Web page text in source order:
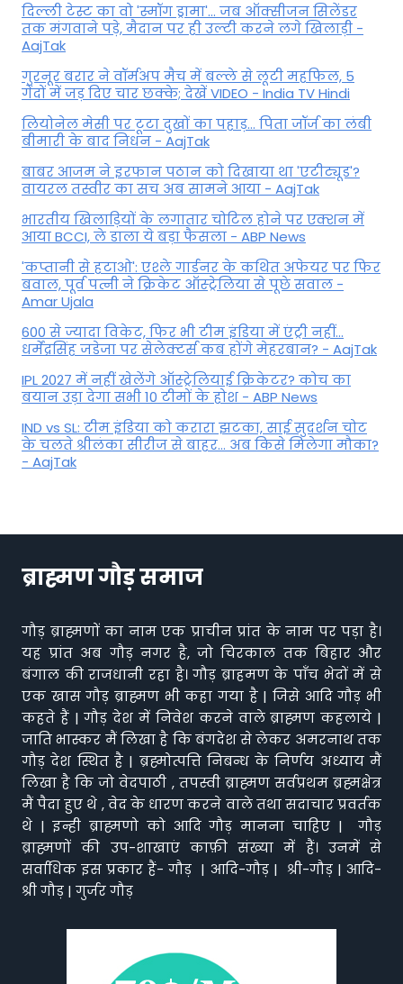
दिल्ली टेस्ट का वो 'स्मॉग ड्रामा'... जब ऑक्सीजन सिलेंडर
तक मंगवाने पड़े, मैदान पर ही उल्टी करने लगे खिलाड़ी -
AajTak
गुरनूर बरार ने वॉर्मअप मैच में बल्ले से लूटी महफिल, 5
गेंदों में जड़ दिए चार छक्के; देखें VIDEO - India TV Hindi
लियोनेल मेसी पर टूटा दुखों का पहाड़... पिता जॉर्ज का लंबी
बीमारी के बाद निधन - AajTak
बाबर आजम ने इरफान पठान को दिखाया था 'एटीट्यूड'?
वायरल तस्वीर का सच अब सामने आया - AajTak
भारतीय खिलाड़ियों के लगातार चोटिल होने पर एक्शन में
आया BCCI, ले डाला ये बड़ा फैसला - ABP News
'कप्तानी से हटाओ': एश्ले गार्डनर के कथित अफेयर पर फिर
बवाल, पूर्व पत्नी ने क्रिकेट ऑस्ट्रेलिया से पूछे सवाल -
Amar Ujala
600 से ज्यादा विकेट, फिर भी टीम इंडिया में एंट्री नहीं...
धर्मेंद्रसिंह जडेजा पर सेलेक्टर्स कब होंगे मेहरबान? - AajTak
IPL 2027 में नहीं खेलेंगे ऑस्ट्रेलियाई क्रिकेटर? कोच का
बयान उड़ा देगा सभी 10 टीमों के होश - ABP News
IND vs SL: टीम इंड‍िया को करारा झटका, साई सुदर्शन चोट
के चलते श्रीलंका सीरीज से बाहर... अब किसे म‍िलेगा मौका?
- AajTak
ब्राह्मण गौड़ समाज
गौड़ ब्राह्मणों का नाम एक प्राचीन प्रांत के नाम पर पड़ा है।
यह प्रांत अब गौड़ नगर है, जो चिरकाल तक बिहार और
बंगाल की राजधानी रहा है। गौड़ ब्राहमण के पाँच भेदों में से
एक खास गौड़ ब्राह्मण भी कहा गया है | जिसे आदि गौड़ भी
कहते हैं | गौड़ देश में निवेश करने वाले ब्राह्मण कहलाये |
जाति भास्कर मैं लिखा है कि बंगदेश से लेकर अमरनाथ तक
गौड़ देश स्थित है | ब्रह्मोत्पत्ति निबन्ध के निर्णय अध्याय मैं
लिखा है कि जो वेदपाठी , तपस्वी ब्राह्मण सर्वप्रथम ब्रह्मक्षेत्र
मैं पैदा हुए थे , वेद के धारण करने वाले तथा सदाचार प्रवर्तक
थे | इन्ही ब्राह्मणो को आदि गौड़ मानना चाहिए | गौड़
ब्राह्मणों की उप-शाखाएं काफ़ी संख्या में हैं। उनमें से
सर्वाधिक इस प्रकार हैं- गौड़ | आदि-गौड़ | श्री-गौड़ | आदि-
श्री गौड़ | गुर्जर गौड़